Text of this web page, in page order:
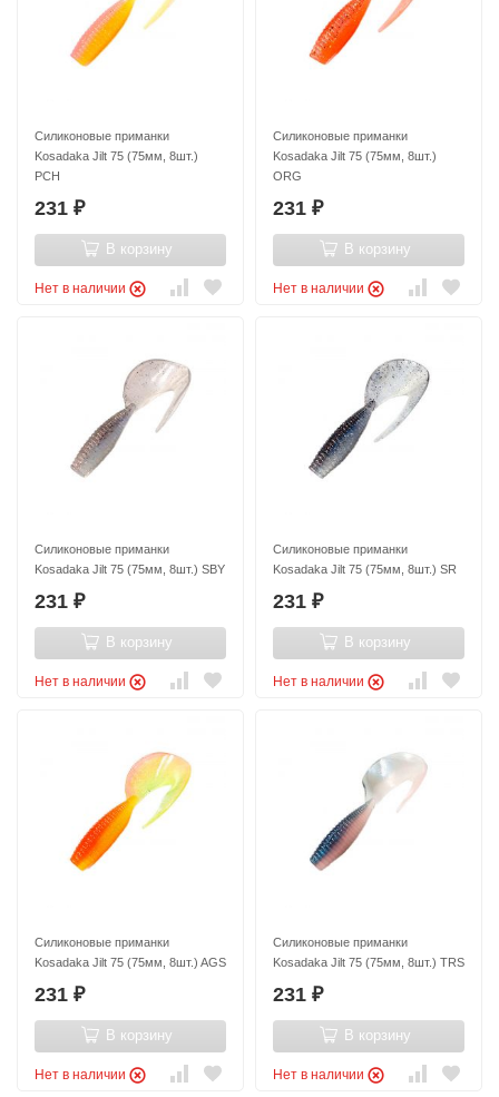
Силиконовые приманки
Kosadaka Jilt 75 (75мм, 8шт.)
PCH
231 ₽
В корзину
Нет в наличии
Силиконовые приманки
Kosadaka Jilt 75 (75мм, 8шт.)
ORG
231 ₽
В корзину
Нет в наличии
Силиконовые приманки
Kosadaka Jilt 75 (75мм, 8шт.) SBY
231 ₽
В корзину
Нет в наличии
Силиконовые приманки
Kosadaka Jilt 75 (75мм, 8шт.) SR
231 ₽
В корзину
Нет в наличии
Силиконовые приманки
Kosadaka Jilt 75 (75мм, 8шт.) AGS
231 ₽
В корзину
Нет в наличии
Силиконовые приманки
Kosadaka Jilt 75 (75мм, 8шт.) TRS
231 ₽
В корзину
Нет в наличии